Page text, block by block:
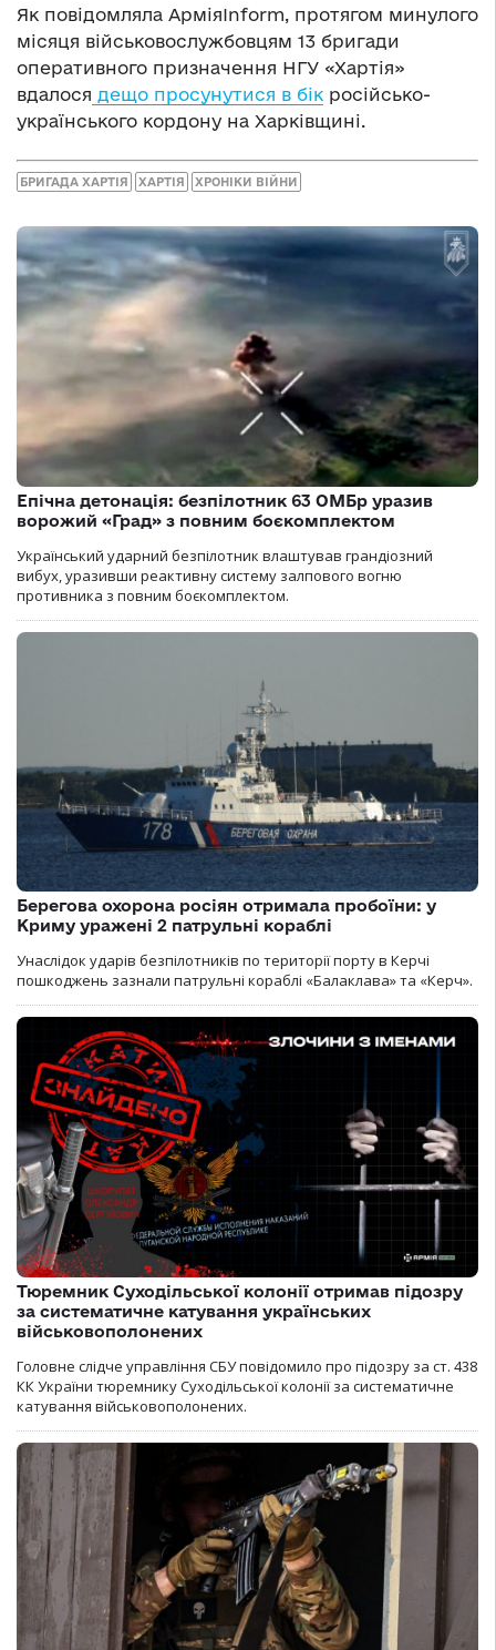
Як повідомляла АрміяInform, протягом минулого
місяця військовослужбовцям 13 бригади
оперативного призначення НГУ «Хартія»
вдалося дещо просунутися в бік російсько-
українського кордону на Харківщині.
БРИГАДА ХАРТІЯ ХАРТІЯ ХРОНІКИ ВІЙНИ
Епічна детонація: безпілотник 63 ОМБр уразив
ворожий «Град» з повним боєкомплектом
Український ударний безпілотник влаштував грандіозний
вибух, уразивши реактивну систему залпового вогню
противника з повним боєкомплектом.
Берегова охорона росіян отримала пробоїни: у
Криму уражені 2 патрульні кораблі
Унаслідок ударів безпілотників по території порту в Керчі
пошкоджень зазнали патрульні кораблі «Балаклава» та «Керч».
Тюремник Суходільської колонії отримав підозру
за систематичне катування українських
військовополонених
Головне слідче управління СБУ повідомило про підозру за ст. 438
КК України тюремнику Суходільської колонії за систематичне
катування військовополонених.